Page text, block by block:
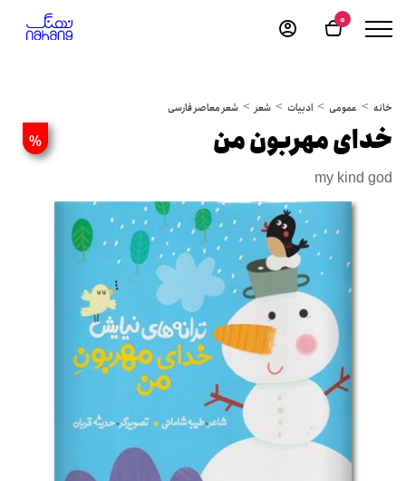
0
خانه عمومی ادبیات شعر شعر معاصر فارسی
% خدای مهربون من
my kind god